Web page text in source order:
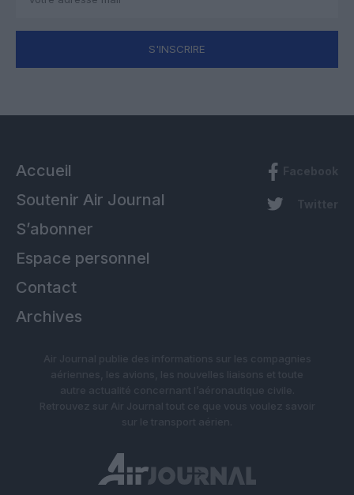
S'INSCRIRE
Accueil
Soutenir Air Journal
S’abonner
Espace personnel
Contact
Archives